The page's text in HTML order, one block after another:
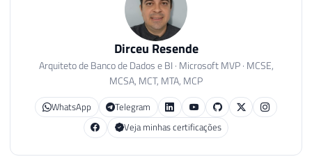
Dirceu Resende
Arquiteto de Banco de Dados e BI · Microsoft MVP · MCSE,
MCSA, MCT, MTA, MCP
WhatsApp
Telegram
Veja minhas certificações